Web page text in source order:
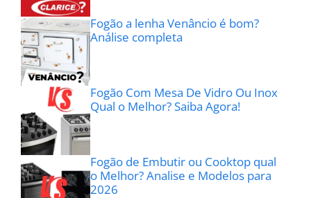
Fogão a lenha Venâncio é bom?
Análise completa
Fogão Com Mesa De Vidro Ou Inox
Qual o Melhor? Saiba Agora!
Fogão de Embutir ou Cooktop qual
o Melhor? Analise e Modelos para
2026